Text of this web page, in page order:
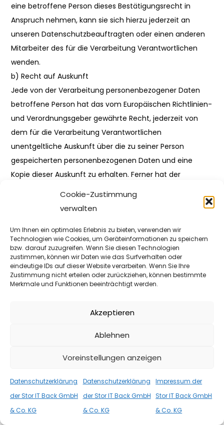
Cookie-Zustimmung
verwalten
Um Ihnen ein optimales Erlebnis zu bieten, verwenden wir
Technologien wie Cookies, um Geräteinformationen zu speichern
bzw. darauf zuzugreifen. Wenn Sie diesen Technologien
zustimmen, können wir Daten wie das Surfverhalten oder
eindeutige IDs auf dieser Website verarbeiten. Wenn Sie Ihre
Zustimmung nicht erteilen oder zurückziehen, können bestimmte
Merkmale und Funktionen beeinträchtigt werden.
Akzeptieren
Ablehnen
Voreinstellungen anzeigen
Datenschutzerklärung
der Stor IT Back GmbH
& Co. KG
Datenschutzerklärung
der Stor IT Back GmbH
& Co. KG
Impressum der
Stor IT Back GmbH
& Co. KG
eine betroffene Person dieses Bestätigungsrecht in
Anspruch nehmen, kann sie sich hierzu jederzeit an
unseren Datenschutzbeauftragten oder einen anderen
Mitarbeiter des für die Verarbeitung Verantwortlichen
wenden.
b) Recht auf Auskunft
Jede von der Verarbeitung personenbezogener Daten
betroffene Person hat das vom Europäischen Richtlinien-
und Verordnungsgeber gewährte Recht, jederzeit von
dem für die Verarbeitung Verantwortlichen
unentgeltliche Auskunft über die zu seiner Person
gespeicherten personenbezogenen Daten und eine
Kopie dieser Auskunft zu erhalten. Ferner hat der
die Verarbeitungszwecke
die Kategorien personenbezogener Daten, die verarbeitet
werden
die Empfänger oder Kategorien von Empfängern,
gegenüber denen die personenbezogenen Daten
insbesondere bei Empfängern in Drittländern oder bei
personenbezogenen Daten gespeichert werden, oder,
dieser Dauer
das Bestehen eines Rechts auf Berichtigung oder
Löschung der sie betreffenden personenbezogenen